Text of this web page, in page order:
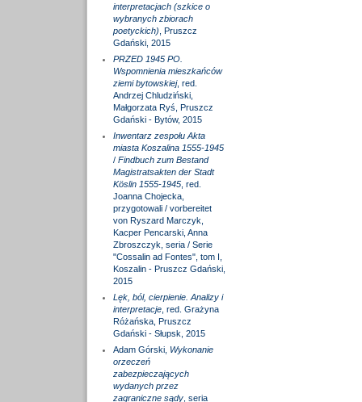
interpretacjach (szkice o
wybranych zbiorach
poetyckich) , Pruszcz
Gdański, 2015
PRZED 1945 PO.
Wspomnienia mieszkańców
ziemi bytowskiej, red.
Andrzej Chludziński,
Małgorzata Ryś, Pruszcz
Gdański - Bytów, 2015
Inwentarz zespołu Akta
miasta Koszalina 1555-1945
/ Findbuch zum Bestand
Magistratsakten der Stadt
Köslin 1555-1945, red.
Joanna Chojecka,
przygotowali / vorbereitet
von Ryszard Marczyk,
Kacper Pencarski, Anna
Zbroszczyk, seria / Serie
"Cossalin ad Fontes", tom I,
Koszalin - Pruszcz Gdański,
2015
Lęk, ból, cierpienie. Analizy i
interpretacje, red. Grażyna
Różańska, Pruszcz
Gdański - Słupsk, 2015
Adam Górski, Wykonanie
orzeczeń
zabezpieczających
wydanych przez
zagraniczne sądy, seria